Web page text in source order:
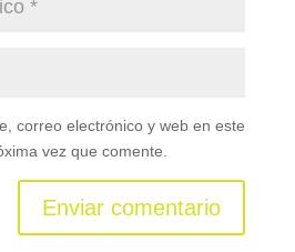
correo electrónico y web en este
vez que comente.